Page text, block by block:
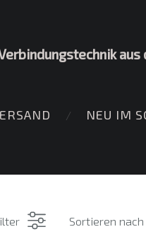
aus
NEU IM
Sortieren nach